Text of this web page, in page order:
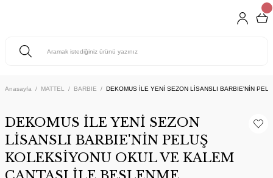
Anasayfa MATTEL BARBIE DEKOMUS İLE YENİ SEZON LİSANSLI BARBIE'NİN
DEKOMUS İLE YENİ SEZON
LİSANSLI BARBIE'NİN PELUŞ
KOLEKSİYONU OKUL VE KALEM